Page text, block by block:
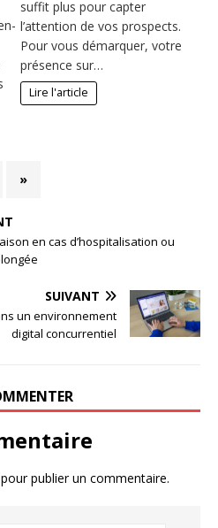
suffit plus pour capter
l’attention de vos prospects.
Pour vous démarquer, votre
présence sur…
Lire l'article
»
en cas d’hospitalisation ou
SUIVANT
un environnement
digital concurrentiel
publier un commentaire.